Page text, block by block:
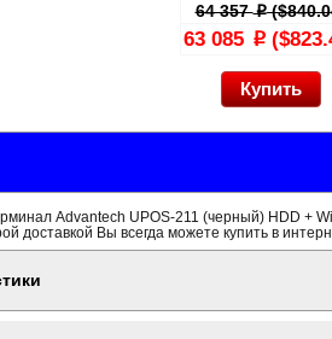
64 357p
63 085 p
Advantech UPOS-211 (черный) HDD +
доставкой Вы всегда можете купить в